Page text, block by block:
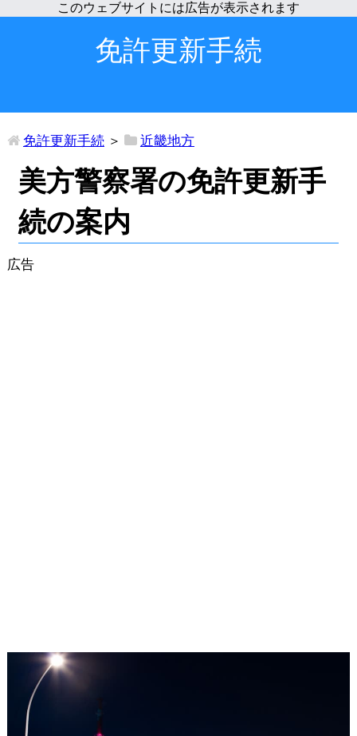
免許更新手続
免許更新手続＞ 近畿地方
美方警察署の免許更新手
続の案内
広告